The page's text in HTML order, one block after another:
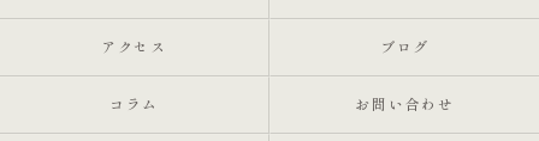
アクセス ブログ
コラム お問い合わせ